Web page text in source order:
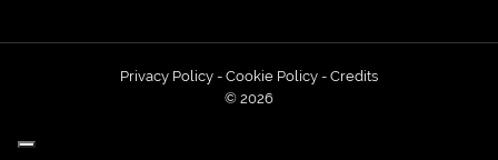
Privacy Policy - Cookie Policy - Credits
© 2026